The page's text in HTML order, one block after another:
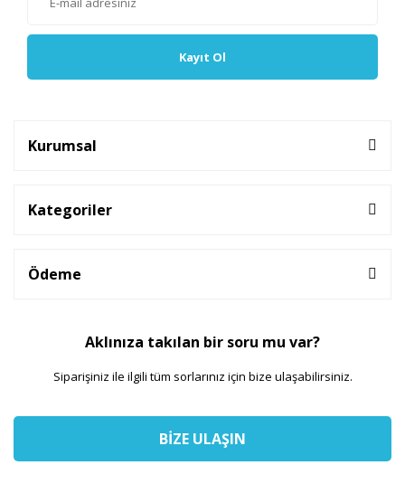
Kayıt Ol
Kurumsal
Kategoriler
Ödeme
Aklınıza takılan bir soru mu var?
Siparişiniz ile ilgili tüm sorlarınız için bize ulaşabilirsiniz.
BİZE ULAŞIN